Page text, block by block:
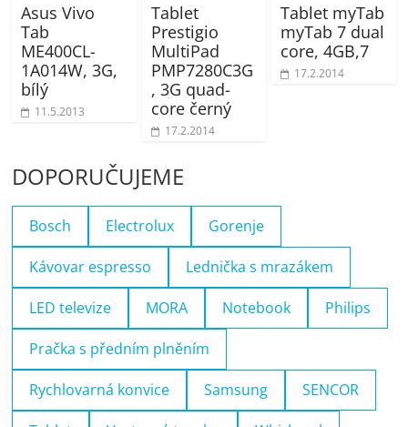
Asus Vivo
Tab
ME400CL-
1A014W, 3G,
bílý
11.5.2013
Tablet
Prestigio
MultiPad
PMP7280C3G
, 3G quad-
core černý
17.2.2014
Tablet myTab
myTab 7 dual
core, 4GB,7
17.2.2014
DOPORUČUJEME
Bosch Electrolux Gorenje
Kávovar espresso Lednička s mrazákem
LED televize MORA Notebook Philips
Pračka s předním plněním
Rychlovarná konvice Samsung SENCOR